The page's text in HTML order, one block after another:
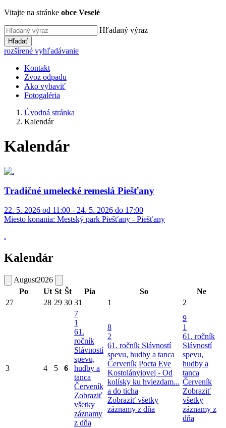
Vitajte na stránke obce Veselé
Hľadaný výraz
Hľadať
rozšírené vyhľadávanie
Kontakt
Zvoz odpadu
Ako vybaviť
Fotogaléria
Úvodná stránka
Kalendár
Kalendár
Tradičné umelecké remeslá Piešťany
22. 5. 2026 od 11:00 - 24. 5. 2026 do 17:00
Miesto konania: Mestský park Piešťany - Piešťany
.
Kalendár
August2026
Po
Ut St Št Pia So
Ne
27
28 29 30 31 1 2
3 4 5 6
7
1
61.
ročník
Slávností
spevu,
hudby a
tanca
Červeník
Zobraziť
všetky
záznamy
z dňa
8
2
61. ročník Slávností
spevu, hudby a tanca
Červeník Pocta Eve
Kostolányiovej - Od
kolísky ku hviezdam...
a do ticha
Zobraziť všetky
záznamy z dňa
9
1
61. ročník
Slávností
spevu,
hudby a
tanca
Červeník
Zobraziť
všetky
záznamy z
dňa